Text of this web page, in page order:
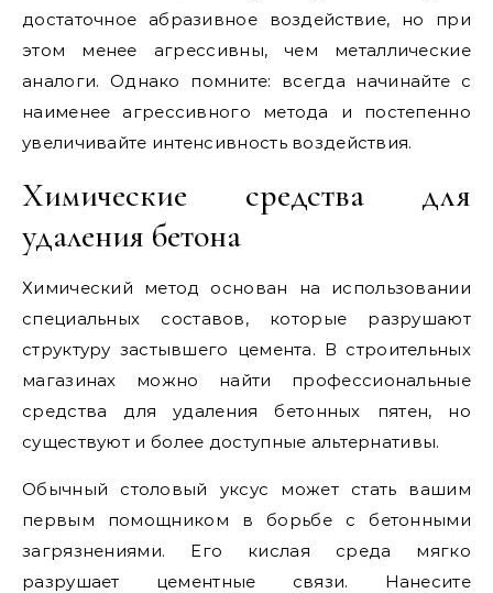
достаточное абразивное воздействие, но при
этом менее агрессивны, чем металлические
аналоги. Однако помните: всегда начинайте с
наименее агрессивного метода и постепенно
увеличивайте интенсивность воздействия.
Химические средства для
удаления бетона
Химический метод основан на использовании
специальных составов, которые разрушают
структуру застывшего цемента. В строительных
магазинах можно найти профессиональные
средства для удаления бетонных пятен, но
существуют и более доступные альтернативы.
Обычный столовый уксус может стать вашим
первым помощником в борьбе с бетонными
загрязнениями. Его кислая среда мягко
разрушает цементные связи. Нанесите